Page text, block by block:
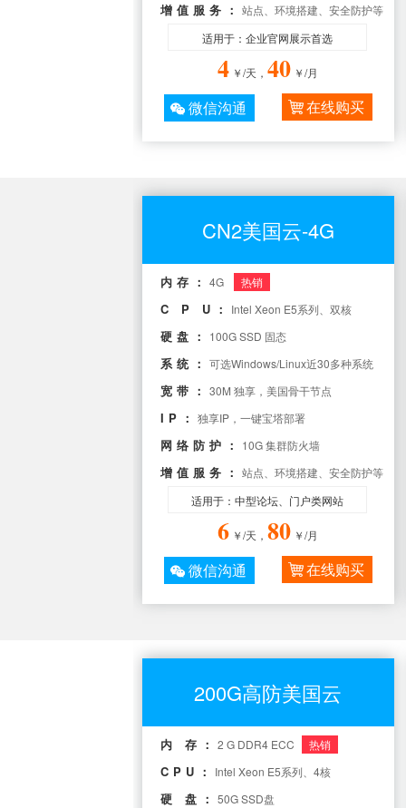
增值服务： 站点、环境搭建、安全防护等
适用于：企业官网展示首选
4 ￥/天， 40 ￥/月
微信沟通 在线购买
CN2美国云-4G
内存： 4G 热销
C P U： Intel Xeon E5系列、双核
硬盘： 100G SSD 固态
系统： 可选Windows/Linux近30多种系统
宽带： 30M 独享，美国骨干节点
IP： 独享IP，一键宝塔部署
网络防护： 10G 集群防火墙
增值服务： 站点、环境搭建、安全防护等
适用于：中型论坛、门户类网站
6 ￥/天， 80 ￥/月
微信沟通 在线购买
200G高防美国云
内 存： 2 G DDR4 ECC 热销
CPU： Intel Xeon E5系列、4核
硬 盘： 50G SSD盘